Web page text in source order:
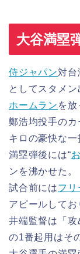
大谷満塁
侍ジャパン対台
としてスタメ
ホームラン を放
鄭浩均投手の
キロの豪快な一
満塁弾後には“
ンを沸かせた。
試合前にはフリ
アピールしてお
井端監督は「
の1番起用はそ